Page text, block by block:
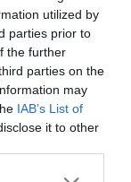
utilized by
parties prior to
the further
parties on the
may
IAB’s List of
it to other
κυκλοφορεί
Βακχικόν
μαύρα: Το
του Κορνέλ